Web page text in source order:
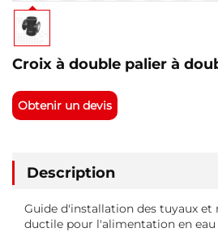
Croix à double palier à
Obtenir un devis
Description
Guide d'installation des tuyaux et
ductile pour l'alimentation en eau